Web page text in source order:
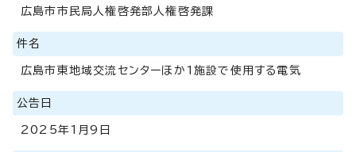
広島市市民局人権啓発部人権啓発課
件名
広島市東地域交流センターほか1施設で使用する電気
公告日
2025年1月9日